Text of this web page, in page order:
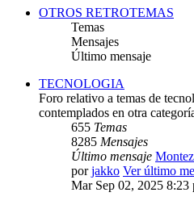
OTROS RETROTEMAS
Temas
Mensajes
Último mensaje
TECNOLOGIA
Foro relativo a temas de
contemplados en otra
655 Temas
8285 Mensajes
Último mensaje
porjakko Ver último
Mar Sep 02, 2025 8:23